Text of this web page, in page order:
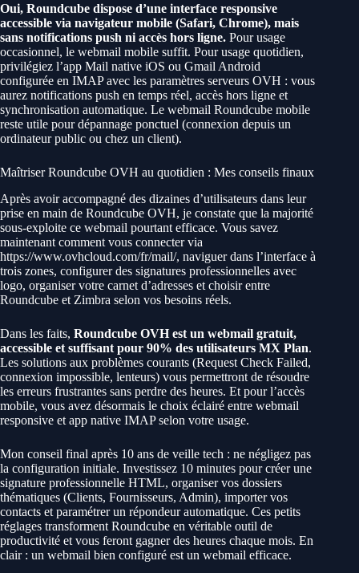
Oui, Roundcube dispose d’une interface responsive
accessible via navigateur mobile (Safari, Chrome), mais
sans notifications push ni accès hors ligne. Pour usage
occasionnel, le webmail mobile suffit. Pour usage quotidien,
privilégiez l’app Mail native iOS ou Gmail Android
configurée en IMAP avec les paramètres serveurs OVH : vous
aurez notifications push en temps réel, accès hors ligne et
synchronisation automatique. Le webmail Roundcube mobile
reste utile pour dépannage ponctuel (connexion depuis un
ordinateur public ou chez un client).
Maîtriser Roundcube OVH au quotidien : Mes conseils finaux
Après avoir accompagné des dizaines d’utilisateurs dans leur
prise en main de Roundcube OVH, je constate que la majorité
sous-exploite ce webmail pourtant efficace. Vous savez
maintenant comment vous connecter via
https://www.ovhcloud.com/fr/mail/, naviguer dans l’interface à
trois zones, configurer des signatures professionnelles avec
logo, organiser votre carnet d’adresses et choisir entre
Roundcube et Zimbra selon vos besoins réels.
Dans les faits, Roundcube OVH est un webmail gratuit,
accessible et suffisant pour 90% des utilisateurs MX Plan.
Les solutions aux problèmes courants (Request Check Failed,
connexion impossible, lenteurs) vous permettront de résoudre
les erreurs frustrantes sans perdre des heures. Et pour l’accès
mobile, vous avez désormais le choix éclairé entre webmail
responsive et app native IMAP selon votre usage.
Mon conseil final après 10 ans de veille tech : ne négligez pas
la configuration initiale. Investissez 10 minutes pour créer une
signature professionnelle HTML, organiser vos dossiers
thématiques (Clients, Fournisseurs, Admin), importer vos
contacts et paramétrer un répondeur automatique. Ces petits
réglages transforment Roundcube en véritable outil de
productivité et vous feront gagner des heures chaque mois. En
clair : un webmail bien configuré est un webmail efficace.